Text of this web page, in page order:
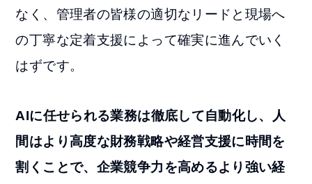
なく、管理者の皆様の適切なリードと現場へ
の丁寧な定着支援によって確実に進んでいく
はずです。
AIに任せられる業務は徹底して自動化し、人
間はより高度な財務戦略や経営支援に時間を
割くことで、企業競争力を高めるより強い経